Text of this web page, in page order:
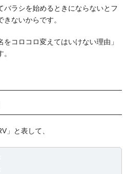
バラシを始めるときにならないとフ
ないからです。
コロコロ変えてはいけない理由」
」と表して、